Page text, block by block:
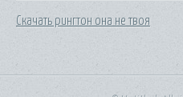
Скачать рингтон она не твоя